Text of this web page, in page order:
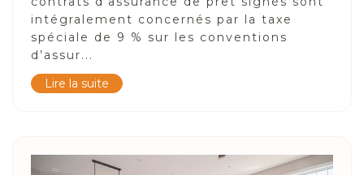
intégralement concernés par la taxe
spéciale de 9 % sur les conventions
d’assur...
Lire la suite